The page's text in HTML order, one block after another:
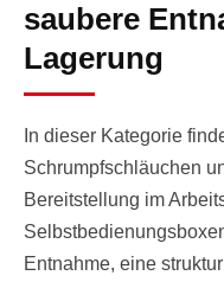
saubere
Lagerung
In dieser Kategorie
Schrumpfschläuchen
Bereitstellung im
Entnahme, eine